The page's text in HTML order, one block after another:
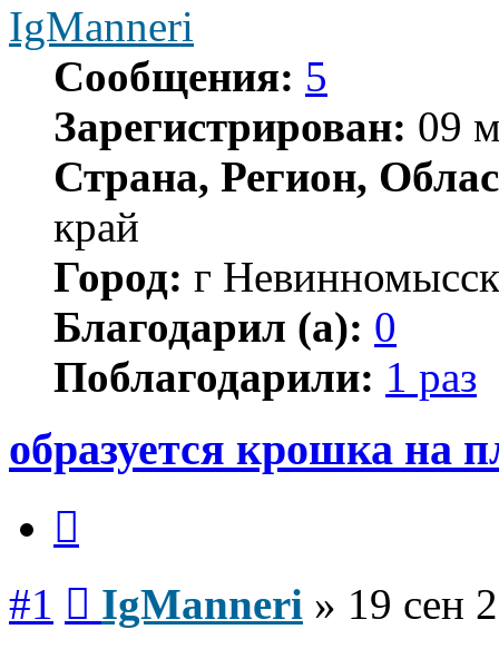
IgManneri
Сообщения: 5
Зарегистрирован: 09
Страна, Регион,
край
Город: г Невинномысск
Благодарил (а): 0
Поблагодарили: 1 раз
образуется крошка на
#1 IgManneri » 19 сен